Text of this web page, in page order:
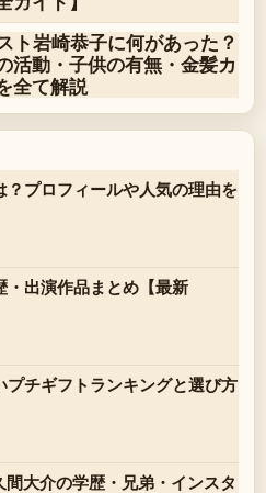
ト岩崎恭子に何があった？
活動・子供の有無・金髪カ
全て解説
？プロフィールや人気の理由を
・出演作品まとめ【最新
プチギフトランキングと選び方
大介の学歴・兄弟・インスタ